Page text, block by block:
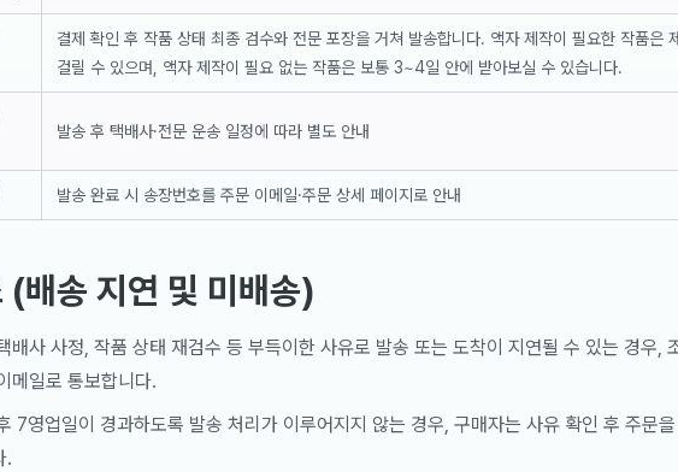
결제 확인 후 작품 상태 최종 검수와 전문 포장을 거쳐 발송합니다. 액자 제작이 필요한 작품은
걸릴 수 있으며, 액자 제작이 필요 없는 작품은 보통 3~4일 안에 받아보실 수 있습니다.
발송 후 택배사·전문 운송 일정에 따라 별도 안내
발송 완료 시 송장번호를 주문 이메일·주문 상세 페이지로 안내
배송 지연 및 미배송)
배사 사정, 작품 상태 재검수 등 부득이한 사유로 발송 또는 도착이 지연될 수 있는 경우,
메일로 통보합니다.
7영업일이 경과하도록 발송 처리가 이루어지지 않는 경우, 구매자는 사유 확인 후 주문
.